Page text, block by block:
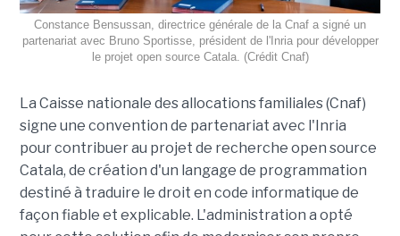
Constance Bensussan, directrice générale de la Cnaf a signé un
partenariat avec Bruno Sportisse, président de l'Inria pour développer
le projet open source Catala. (Crédit Cnaf)
La Caisse nationale des allocations familiales (Cnaf)
signe une convention de partenariat avec l'Inria
pour contribuer au projet de recherche open source
Catala, de création d'un langage de programmation
destiné à traduire le droit en code informatique de
façon fiable et explicable. L'administration a opté